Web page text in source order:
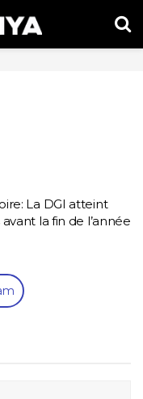
La DGI atteint
la fin de l’année